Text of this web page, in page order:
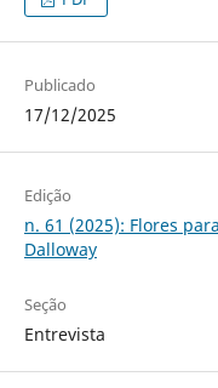
Publicado
17/12/2025
Edição
n. 61 (2025): Flores
Dalloway
Seção
Entrevista